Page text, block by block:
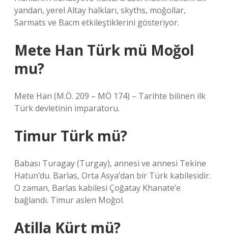
yandan, yerel Altay halkları, skyths, moğollar,
Sarmats ve Bacm etkileştiklerini gösteriyor.
Mete Han Türk mü Moğol
mu?
Mete Han (M.Ö. 209 – MÖ 174) – Tarihte bilinen ilk
Türk devletinin imparatoru.
Timur Türk mü?
Babası Turagay (Turgay), annesi ve annesi Tekine
Hatun’du. Barlas, Orta Asya’dan bir Türk kabilesidir.
O zaman, Barlas kabilesi Çoğatay Khanate’e
bağlandı. Timur aslen Moğol.
Atilla Kürt mü?